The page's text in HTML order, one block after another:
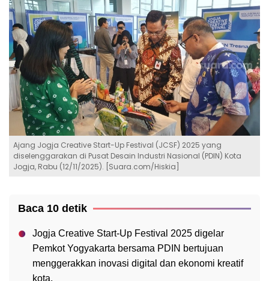
Ajang Jogja Creative Start-Up Festival (JCSF) 2025 yang
diselenggarakan di Pusat Desain Industri Nasional (PDIN) Kota
Jogja, Rabu (12/11/2025). [Suara.com/Hiskia]
Baca 10 detik
Jogja Creative Start-Up Festival 2025 digelar
Pemkot Yogyakarta bersama PDIN bertujuan
menggerakkan inovasi digital dan ekonomi kreatif
kota.